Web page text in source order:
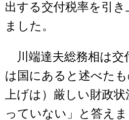
出する交付税率を引き
ました。
川端達夫総務相は交
は国にあると述べた
上げは）厳しい財政
っていない」と答えま